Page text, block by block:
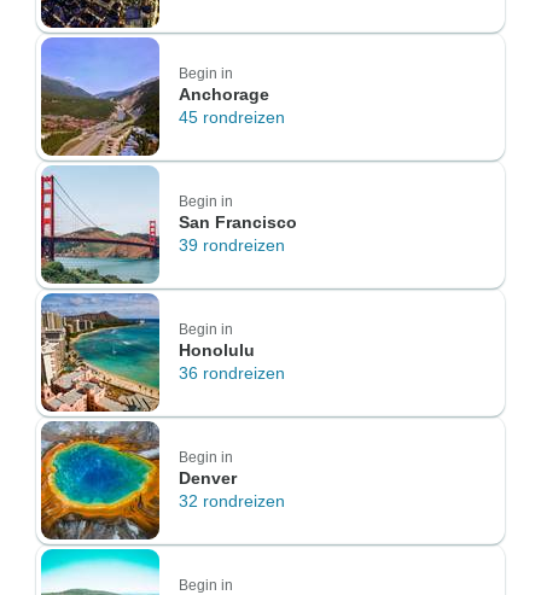
Begin in
Anchorage
45 rondreizen
Begin in
San Francisco
39 rondreizen
Begin in
Honolulu
36 rondreizen
Begin in
Denver
32 rondreizen
Begin in